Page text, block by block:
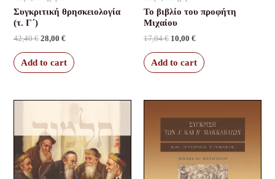
Συγκριτική θρησκειολογία
(τ. Γ΄)
42,40€ 28,00€
Add to cart
Το βιβλίο του προφήτη
Μιχαίου
17,04€ 10,00 €
Add to cart
was:
31,80 €.
price
is:
24,00 €.
21,20 €.
is:
13,00 €.